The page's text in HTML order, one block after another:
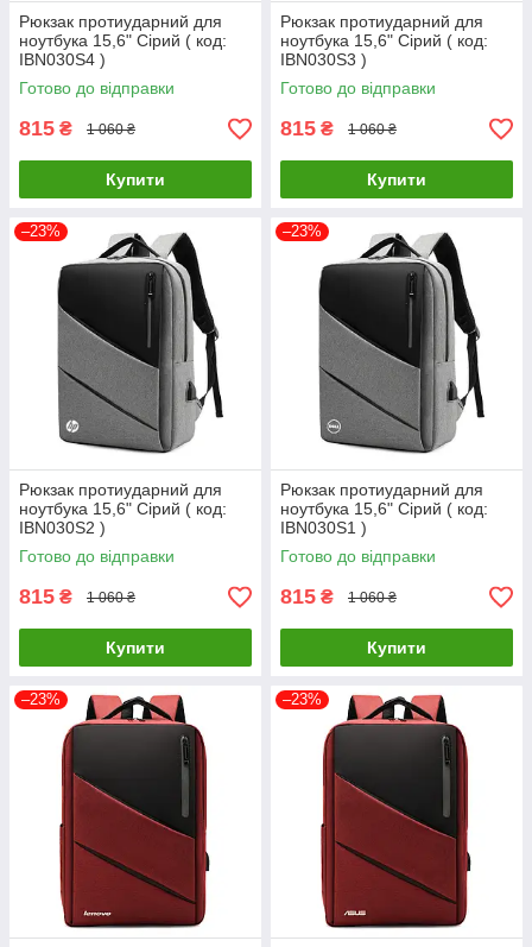
Рюкзак протиударний для
ноутбука 15,6" Сірий ( код:
IBN030S4 )
Готово до відправки
815 ₴ 1 060 ₴
Купити
Рюкзак протиударний для
ноутбука 15,6" Сірий ( код:
IBN030S3 )
Готово до відправки
815 ₴ 1 060 ₴
Купити
–23%
Рюкзак протиударний для
ноутбука 15,6" Сірий ( код:
IBN030S2 )
Готово до відправки
815 ₴ 1 060 ₴
Купити
–23%
Рюкзак протиударний для
ноутбука 15,6" Сірий ( код:
IBN030S1 )
Готово до відправки
815 ₴ 1 060 ₴
Купити
–23% –23%